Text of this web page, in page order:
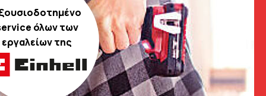
όλων των
εργαλείων της